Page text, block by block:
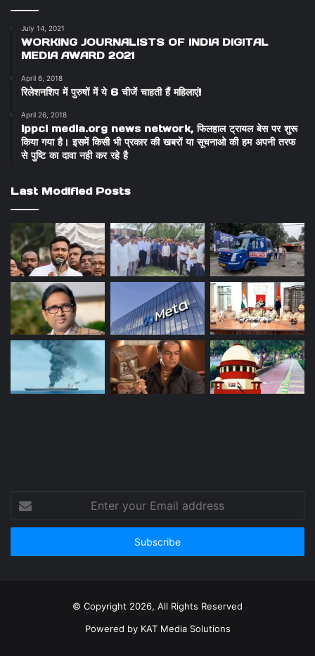
July 14, 2021
WORKING JOURNALISTS OF INDIA DIGITAL
MEDIA AWARD 2021
April 6, 2018
रिलेशनशिप में पुरुषों में ये 6 चीजें चाहती हैं महिलाएं!
April 26, 2018
ippci media.org news network, फिलहाल ट्रायल बेस पर शुरू
किया गया है। इसमें किसी भी प्रकार की खबरों या सूचनाओ की हम अपनी तरफ
से पुष्टि का दावा नही कर रहे है
Last Modified Posts
your
Email
© Copyright 2026, All Rights Reserved
Powered by KAT Media Solutions